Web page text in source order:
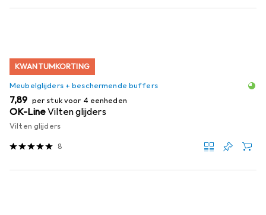
KWANTUMKORTING
Meubelglijders + beschermende buffers
EUR
7,89 per stuk voor 4 eenheden
OK-LineVilten glijders
Vilten glijders
8